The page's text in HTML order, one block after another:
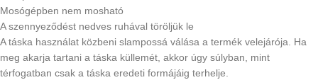
Mosógépben nem mosható
A szennyeződést nedves ruhával töröljük le
A táska használat közbeni slampossá válása a termék velejárója. Ha
meg akarja tartani a táska küllemét, akkor úgy súlyban, mint
térfogatban csak a táska eredeti formájáig terhelje.